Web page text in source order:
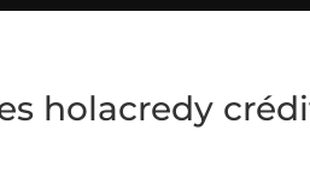
holacredy